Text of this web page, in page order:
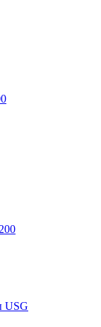
USG